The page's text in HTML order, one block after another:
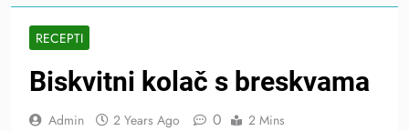
RECEPTI
Biskvitni kolač s breskvama
Admin 2 Years Ago 0 2 Mins